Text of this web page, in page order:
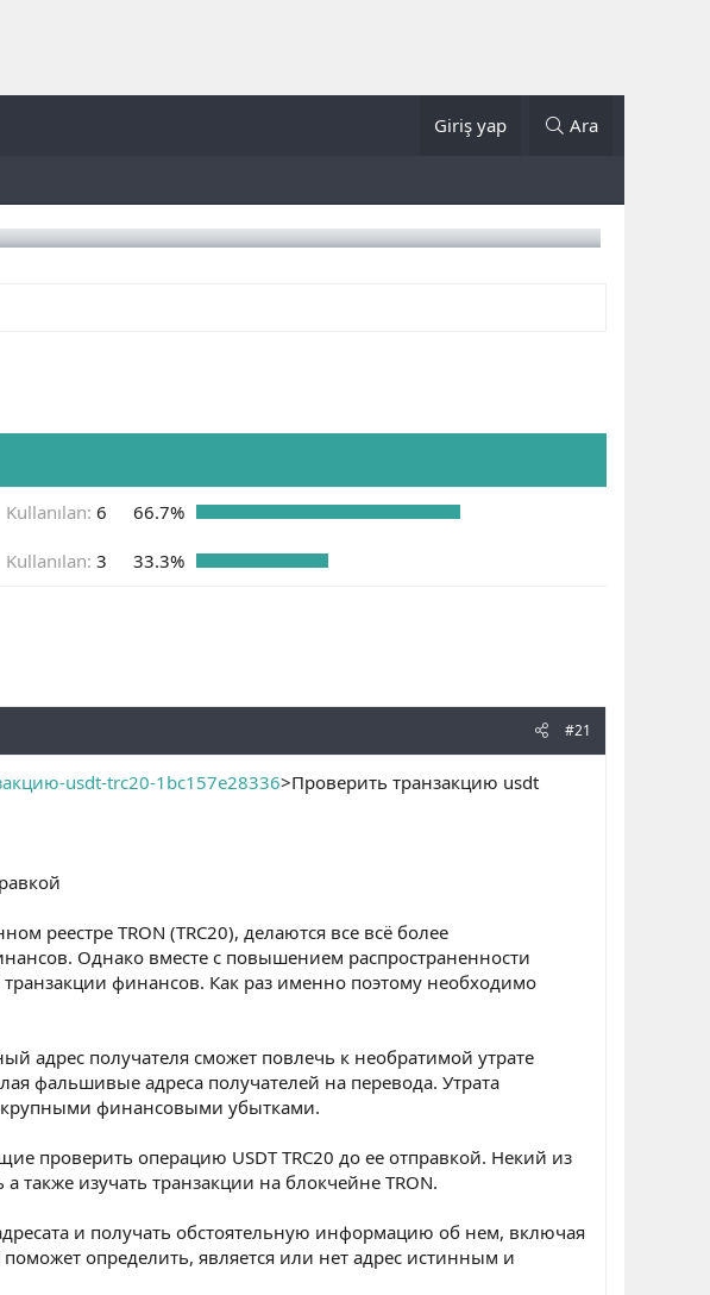
Giriş yap Ara
Kullanılan: 6 66.7%
Kullanılan: 3 33.3%
#21
usdt-trc20-1bc157e28336>Проверить транзакцию usdt
реестре TRON (TRC20), делаются все всё более
Однако вместе с повышением распространенности
финансов. Как раз именно поэтому необходимо
адрес получателя сможет повлечь к необратимой утрате
фальшивые адреса получателей на перевода. Утрата
финансовыми убытками.
проверить операцию USDT TRC20 до ее отправкой. Некий из
также изучать транзакции на блокчейне TRON.
и получать обстоятельную информацию об нем, включая
определить, является или нет адрес истинным и